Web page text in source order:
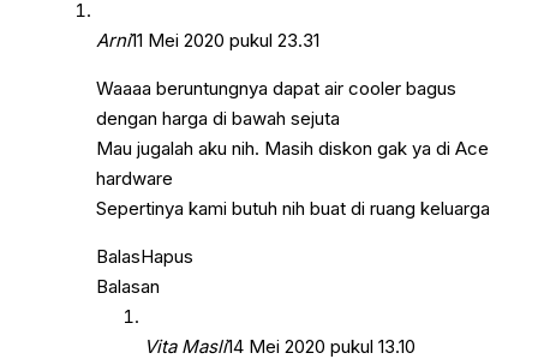
Arni11 Mei 2020 pukul 23.31
Waaaa beruntungnya dapat air cooler bagus
dengan harga di bawah sejuta
Mau jugalah aku nih. Masih diskon gak ya di Ace
hardware
Sepertinya kami butuh nih buat di ruang keluarga
BalasHapus
Balasan
Vita Masli14 Mei 2020 pukul 13.10